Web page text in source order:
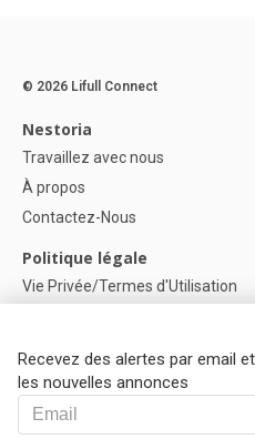
Recevez des alertes par email
les nouvelles annonces
© 2026 Lifull Connect
Nestoria
Travaillez avec nous
À propos
Contactez-Nous
Politique légale
Vie Privée/Termes d'Utilisation
Paramètres des cookies
Aide